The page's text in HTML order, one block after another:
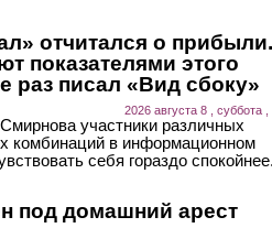
отчитался о
показателями этого
раз писал «Вид сбоку»
2026 августа 8 , суббота ,
участники различных
комбинаций в информационном
себя гораздо
под домашний арест